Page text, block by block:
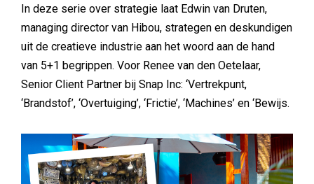
In deze serie over strategie laat Edwin van Druten,
managing director van Hibou, strategen en deskundigen
uit de creatieve industrie aan het woord aan de hand
van 5+1 begrippen. Voor Renee van den Oetelaar,
Senior Client Partner bij Snap Inc: ‘Vertrekpunt,
‘Brandstof’, ‘Overtuiging’, ‘Frictie’, ‘Machines’ en ‘Bewijs.